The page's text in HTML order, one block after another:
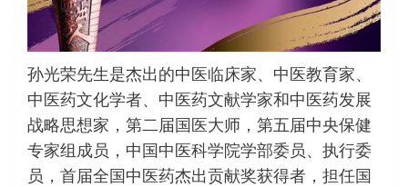
孙光荣先生是杰出的中医临床家、中医教育家、
中医药文化学者、中医药文献学家和中医药发展
战略思想家，第二届国医大师，第五届中央保健
专家组成员，中国中医科学院学部委员、执行委
员，首届全国中医药杰出贡献奖获得者，担任国